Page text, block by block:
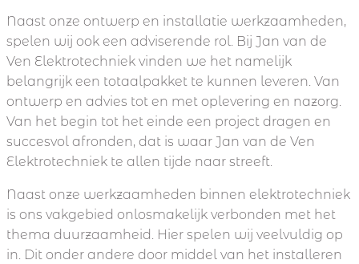
Naast onze ontwerp en installatie werkzaamheden,
spelen wij ook een adviserende rol. Bij Jan van de
Ven Elektrotechniek vinden we het namelijk
belangrijk een totaalpakket te kunnen leveren. Van
ontwerp en advies tot en met oplevering en nazorg.
Van het begin tot het einde een project dragen en
succesvol afronden, dat is waar Jan van de Ven
Elektrotechniek te allen tijde naar streeft.
Naast onze werkzaamheden binnen elektrotechniek
is ons vakgebied onlosmakelijk verbonden met het
thema duurzaamheid. Hier spelen wij veelvuldig op
in. Dit onder andere door middel van het installeren